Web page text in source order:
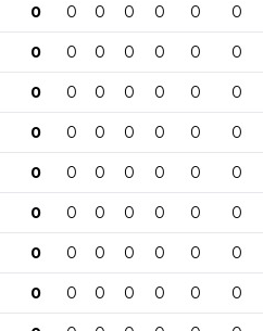
0 0 0 0 0 0 0
0 0 0 0 0 0 0
0 0 0 0 0 0 0
0 0 0 0 0 0 0
0 0 0 0 0 0 0
0 0 0 0 0 0 0
0 0 0 0 0 0 0
0 0 0 0 0 0 0